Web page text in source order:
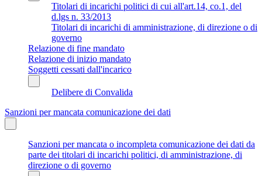
Titolari di incarichi politici di cui all'art.14, co.1, del
d.lgs n. 33/2013
Titolari di incarichi di amministrazione, di direzione o di
governo
Relazione di fine mandato
Relazione di inizio mandato
Soggetti cessati dall'incarico
Delibere di Convalida
Sanzioni per mancata comunicazione dei dati
Sanzioni per mancata o incompleta comunicazione dei dati da
parte dei titolari di incarichi politici, di amministrazione, di
direzione o di governo